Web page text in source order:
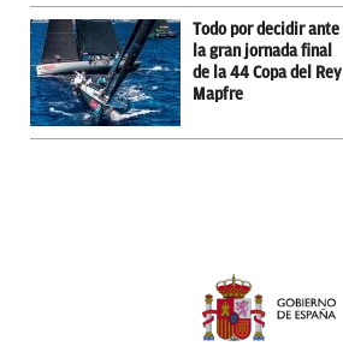
Todo por decidir ante
la gran jornada final
de la 44 Copa del Rey
Mapfre